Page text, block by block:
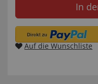
In
Auf die Wunschliste